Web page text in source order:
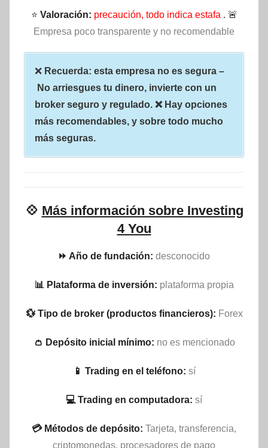
⭐ Valoración: precaución, todo indica estafa . 🚨
Empresa poco transparente y no recomendable
❌ Recuerda: esta empresa no es segura –
No arriesgues tu dinero, invierte con un
broker seguro y regulado. ❌ Hay opciones
más recomendables, y sobre todo mucho
más seguras.
💠 Más información sobre Investing
4 You
⏩ Año de fundación: desconocido
📊 Plataforma de inversión: plataforma propia
💱 Tipo de broker (productos financieros): Forex
👛 Depósito inicial mínimo: no es mencionado
📱 Trading en el teléfono: sí
💻 Trading en computadora: sí
💳 Métodos de depósito: Tarjeta, transferencia,
criptomonedas, procesadores de pago